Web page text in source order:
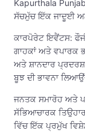
Kapurthala
ਸੱਚਮੁੱਚ ਇੱਕ ਜਾਦੂਈ
ਕਾਰਪੋਰੇਟ ਇਵੈਂਟਸ:
ਗਾਹਕਾਂ ਅਤੇ ਵਪਾਰਕ
ਅਤੇ ਸ਼ਾਨਦਾਰ
ਬੂਝ ਦੀ ਭਾਵਨਾ
ਜਨਤਕ ਸਮਾਰੋਹ ਅਤੇ
ਸੱਭਿਆਚਾਰਕ
ਵਿੱਚ ਇੱਕ ਪ੍ਰਮੁੱਖ